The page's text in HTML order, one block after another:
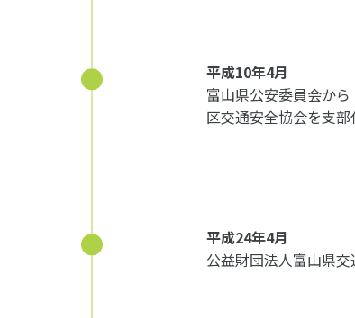
平成10年4月
富山県公安委員会か
区交通安全協会を支部
平成24年4月
公益財団法人富山県